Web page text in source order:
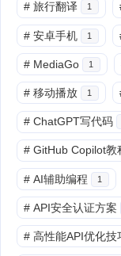
# 旅行翻译 1
# 安卓手机 1
# MediaGo 1
# 移动播放 1
# ChatGPT写代码
# GitHub Copilot教
# AI辅助编程 1
# API安全认证方案
# 高性能API优化技